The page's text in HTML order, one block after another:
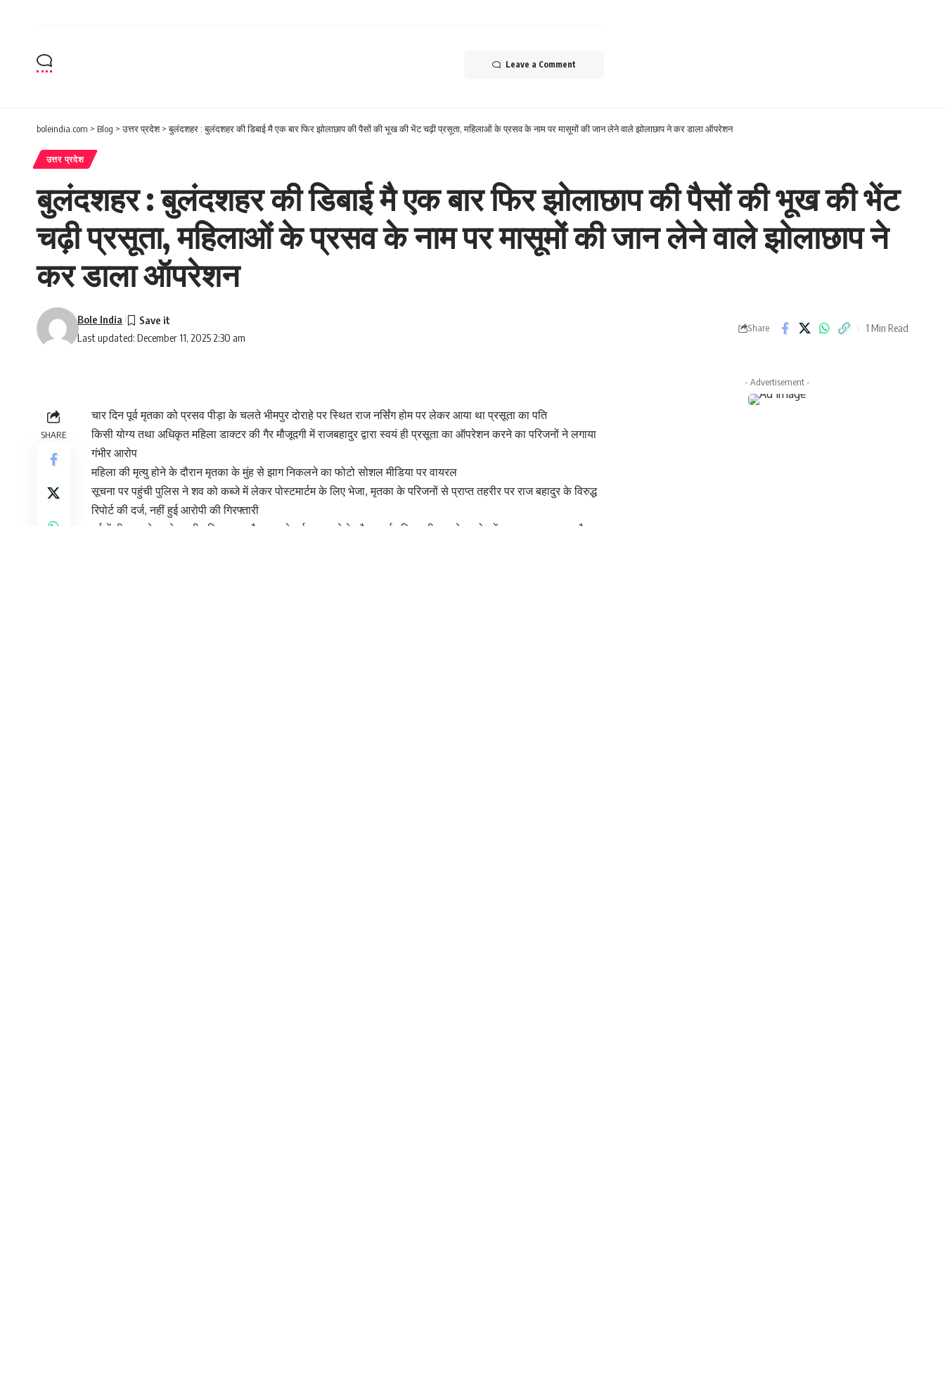
Leave a Comment
boleindia.com > Blog >उत्तर प्रदेश>बुलंदशहर : बुलंदशहर की डिबाई मै एक बार फिर झोलाछाप की पैसों की भूख की भेंट चढ़ी प्रसूता, महिलाओं के प्रसव के नाम पर मासूमों की जान लेने वाले झोलाछाप ने कर डाला ऑपरेशन
उत्तर प्रदेश
बुलंदशहर : बुलंदशहर की डिबाई मै एक बार फिर झोलाछाप की पैसों की भूख की भेंट
चढ़ी प्रसूता, महिलाओं के प्रसव के नाम पर मासूमों की जान लेने वाले झोलाछाप ने
कर डाला ऑपरेशन
Last updated: December 11, 2025 2:30 am
Bole India
Share 1 Min Read
- Advertisement -